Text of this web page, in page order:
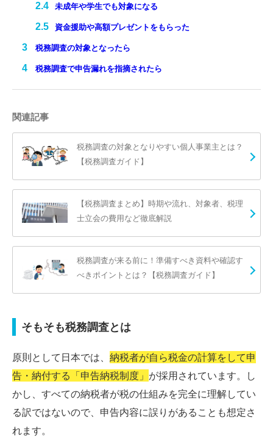
未成年や学生でも対象になる
資金援助や高額プレゼントをもらった
税務調査の対象となったら
税務調査で申告漏れを指摘されたら
関連記事
税務調査の対象となりやすい個人事業主とは？
【税務調査ガイド】
【税務調査まとめ】時期や流れ、対象者、税理
士立会の費用など徹底解説
税務調査が来る前に！準備すべき資料や確認す
べきポイントとは？【税務調査ガイド】
そもそも税務調査とは
原則として日本では、 納税者が自ら税金の計算をして申
告・納付する「申告納税制度」 が採用されています。し
かし、すべての納税者が税の仕組みを完全に理解してい
る訳ではないので、申告内容に誤りがあることも想定さ
れます。